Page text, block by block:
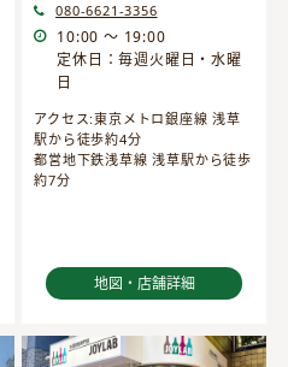
080-6621-3356
10:00 ～ 19:00
定休日：毎週火曜日・水曜
日
アクセス:東京メトロ銀座線 浅草
駅から徒歩約4分
都営地下鉄浅草線 浅草駅から徒歩
約7分
地図・店舗詳細